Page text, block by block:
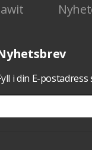
i din E-